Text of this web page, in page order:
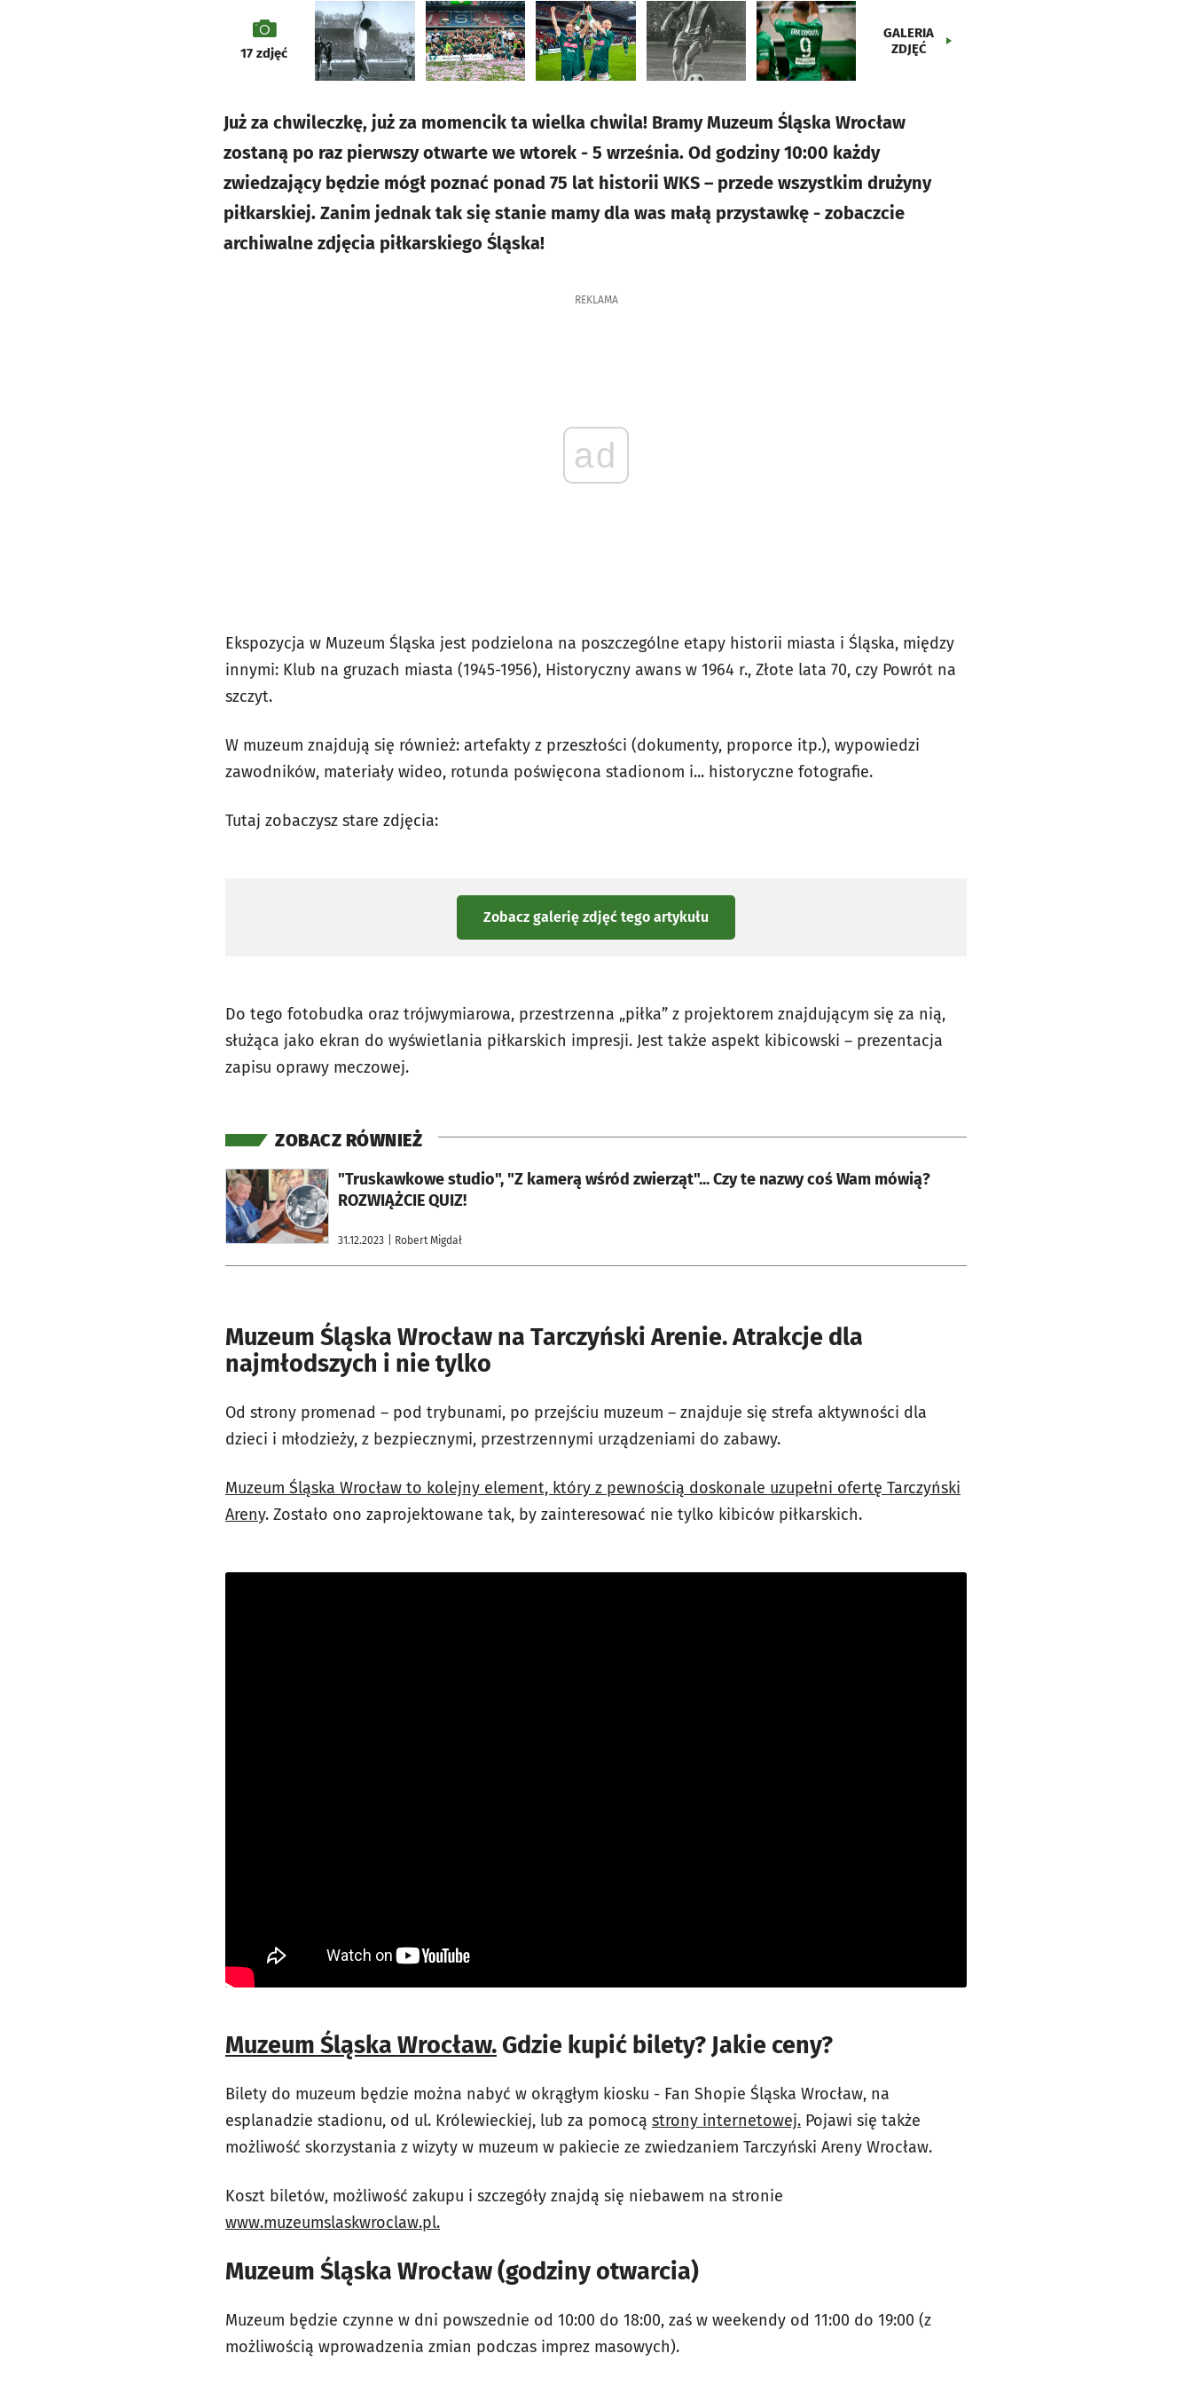
galeria
17 zdjęć
GALERIA
ZDJĘĆ
Już za chwileczkę, już za momencik ta wielka chwila! Bramy Muzeum Śląska Wrocław
zostaną po raz pierwszy otwarte we wtorek - 5 września. Od godziny 10:00 każdy
zwiedzający będzie mógł poznać ponad 75 lat historii WKS – przede wszystkim drużyny
piłkarskiej. Zanim jednak tak się stanie mamy dla was małą przystawkę - zobaczcie
archiwalne zdjęcia piłkarskiego Śląska!
REKLAMA
ad
Ekspozycja w Muzeum Śląska jest podzielona na poszczególne etapy historii miasta i Śląska, między
innymi: Klub na gruzach miasta (1945-1956), Historyczny awans w 1964 r., Złote lata 70, czy Powrót na
szczyt.
W muzeum znajdują się również: artefakty z przeszłości (dokumenty, proporce itp.), wypowiedzi
zawodników, materiały wideo, rotunda poświęcona stadionom i... historyczne fotografie.
Tutaj zobaczysz stare zdjęcia:
Zobacz galerię zdjęć tego artykułu
Do tego fotobudka oraz trójwymiarowa, przestrzenna „piłka” z projektorem znajdującym się za nią,
służąca jako ekran do wyświetlania piłkarskich impresji. Jest także aspekt kibicowski – prezentacja
zapisu oprawy meczowej.
ZOBACZ RÓWNIEŻ
"Truskawkowe studio", "Z kamerą wśród zwierząt"... Czy te nazwy coś Wam mówią?
ROZWIĄŻCIE QUIZ!
31.12.2023 | Robert Migdał
otworzy się w nowej karcie
Muzeum Śląska Wrocław na Tarczyński Arenie. Atrakcje dla
najmłodszych i nie tylko
Od strony promenad – pod trybunami, po przejściu muzeum – znajduje się strefa aktywności dla
dzieci i młodzieży, z bezpiecznymi, przestrzennymi urządzeniami do zabawy.
Muzeum Śląska Wrocław to kolejny element, który z pewnością doskonale uzupełni ofertę Tarczyński
Areny. Zostało ono zaprojektowane tak, by zainteresować nie tylko kibiców piłkarskich.
Muzeum Śląska Wrocław. Gdzie kupić bilety? Jakie ceny?
Bilety do muzeum będzie można nabyć w okrągłym kiosku - Fan Shopie Śląska Wrocław, na
esplanadzie stadionu, od ul. Królewieckiej, lub za pomocą strony internetowej. Pojawi się także
możliwość skorzystania z wizyty w muzeum w pakiecie ze zwiedzaniem Tarczyński Areny Wrocław.
Koszt biletów, możliwość zakupu i szczegóły znajdą się niebawem na stronie
www.muzeumslaskwroclaw.pl.
Muzeum Śląska Wrocław (godziny otwarcia)
Muzeum będzie czynne w dni powszednie od 10:00 do 18:00, zaś w weekendy od 11:00 do 19:00 (z
możliwością wprowadzenia zmian podczas imprez masowych).